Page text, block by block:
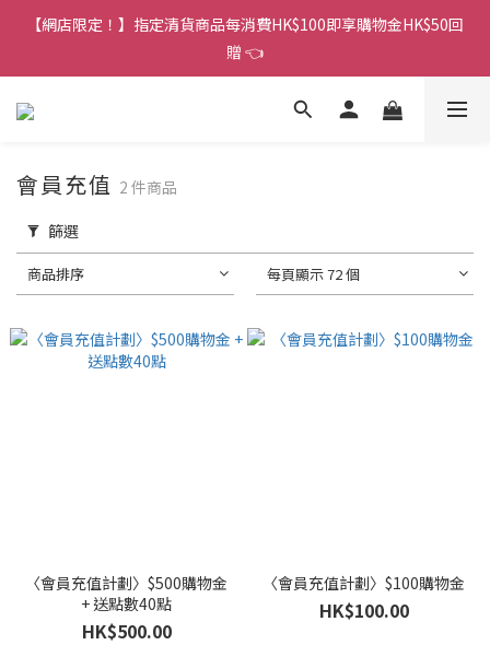
香港訂單金額滿HK$150包平郵｜滿HK$299包易寄取｜滿HK$499
包順豐／京東
【網店限定！】指定清貨商品每消費HK$100即享購物金HK$50回
贈 👈
香港訂單金額滿HK$150包平郵｜滿HK$299包易寄取｜滿HK$499
會員充值 2 件商品
篩選
商品排序 每頁顯示 72 個
〈會員充值計劃〉$500購物金
+ 送點數40點
HK$500.00
〈會員充值計劃〉$100購物金
HK$100.00